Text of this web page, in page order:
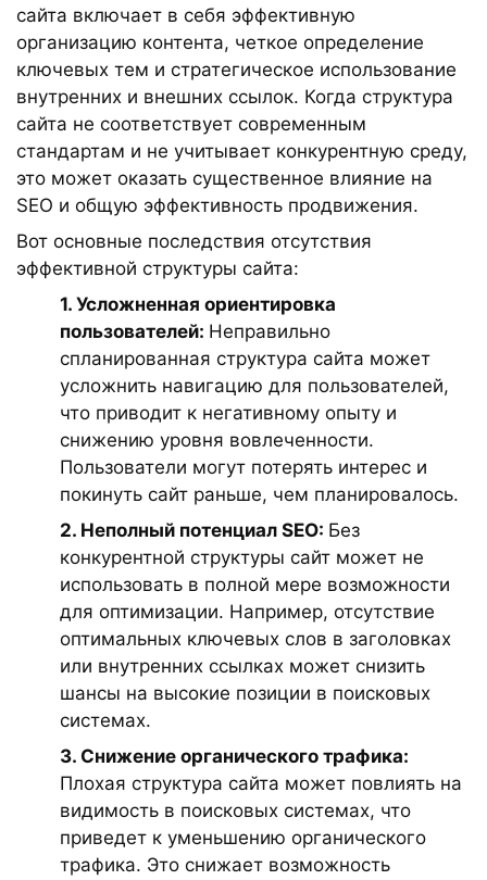
сайта включает в себя эффективную
организацию контента, четкое определение
ключевых тем и стратегическое использование
внутренних и внешних ссылок. Когда структура
сайта не соответствует современным
стандартам и не учитывает конкурентную среду,
это может оказать существенное влияние на
SEO и общую эффективность продвижения.
Вот основные последствия отсутствия
эффективной структуры сайта:
1. Усложненная ориентировка
пользователей: Неправильно
спланированная структура сайта может
усложнить навигацию для пользователей,
что приводит к негативному опыту и
снижению уровня вовлеченности.
Пользователи могут потерять интерес и
покинуть сайт раньше, чем планировалось.
2. Неполный потенциал SEO: Без
конкурентной структуры сайт может не
использовать в полной мере возможности
для оптимизации. Например, отсутствие
оптимальных ключевых слов в заголовках
или внутренних ссылках может снизить
шансы на высокие позиции в поисковых
системах.
3. Снижение органического трафика:
Плохая структура сайта может повлиять на
видимость в поисковых системах, что
приведет к уменьшению органического
трафика. Это снижает возможность